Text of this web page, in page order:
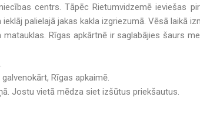
centrs. Tāpēc Rietumvidzemē ieviešas
palielajā jakas kakla izgriezumā. Vēsā laikā
Rīgas apkārtnē ir saglabājies šaurs
Rīgas apkaimē.
Jostu vietā mēdza siet izšūtus priekšautus.